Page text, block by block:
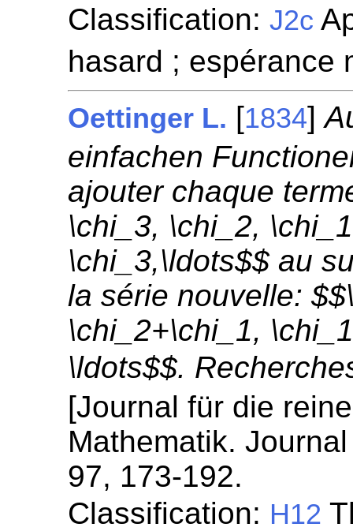
Classification:J2c
hasard ; espérance
Oettinger L. [1834]
einfachen
ajouter chaque
\chi_3, \chi_2,
\chi_3,\ldots$$ au
la série nouvelle:
\chi_2+\chi_1,
\ldots$$.
[Journal für die
Mathematik.
97, 173-192.
Classification: H12